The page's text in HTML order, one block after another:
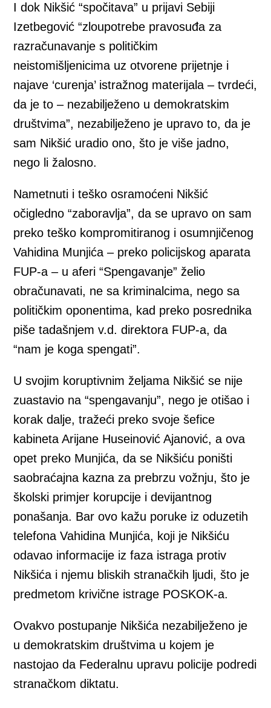
I dok Nikšić “spočitava” u prijavi Sebiji
Izetbegović “zloupotrebe pravosuđa za
razračunavanje s političkim
neistomišljenicima uz otvorene prijetnje i
najave ‘curenja’ istražnog materijala – tvrdeći,
da je to – nezabilježeno u demokratskim
društvima”, nezabilježeno je upravo to, da je
sam Nikšić uradio ono, što je više jadno,
nego li žalosno.
Nametnuti i teško osramoćeni Nikšić
očigledno “zaboravlja”, da se upravo on sam
preko teško kompromitiranog i osumnjičenog
Vahidina Munjića – preko policijskog aparata
FUP-a – u aferi “Spengavanje” želio
obračunavati, ne sa kriminalcima, nego sa
političkim oponentima, kad preko posrednika
piše tadašnjem v.d. direktora FUP-a, da
“nam je koga spengati”.
U svojim koruptivnim željama Nikšić se nije
zuastavio na “spengavanju”, nego je otišao i
korak dalje, tražeći preko svoje šefice
kabineta Arijane Huseinović Ajanović, a ova
opet preko Munjića, da se Nikšiću poništi
saobraćajna kazna za prebrzu vožnju, što je
školski primjer korupcije i devijantnog
ponašanja. Bar ovo kažu poruke iz oduzetih
telefona Vahidina Munjića, koji je Nikšiću
odavao informacije iz faza istraga protiv
Nikšića i njemu bliskih stranačkih ljudi, što je
predmetom krivične istrage POSKOK-a.
Ovakvo postupanje Nikšića nezabilježeno je
u demokratskim društvima u kojem je
nastojao da Federalnu upravu policije podredi
stranačkom diktatu.